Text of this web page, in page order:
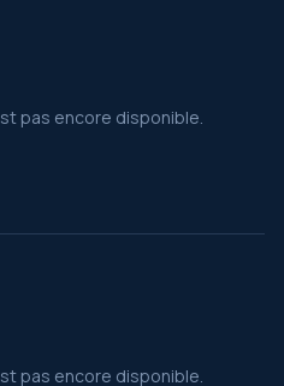
pas encore disponible.
pas encore disponible.